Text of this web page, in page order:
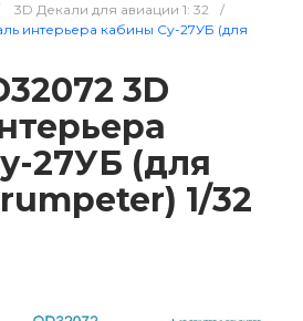
3D Декали для авиации 1: 32
/
интерьера кабины Су-27УБ (для
3D
27УБ (для
1/32